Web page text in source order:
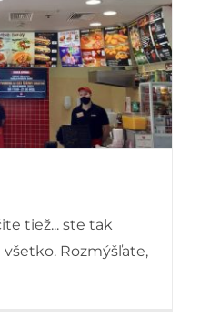
tiež... ste tak
Rozmýšľate,